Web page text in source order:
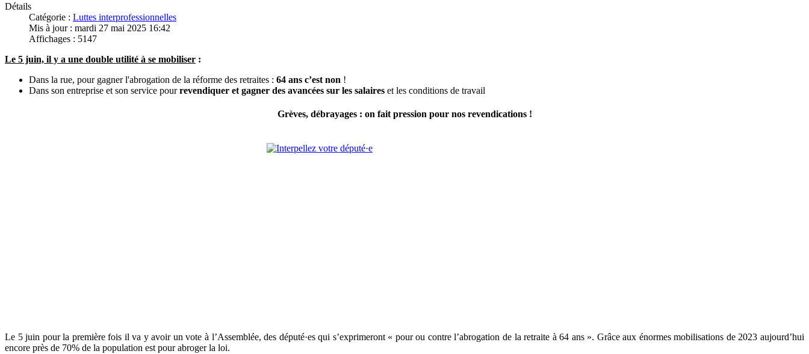
Détails
Catégorie : Luttes interprofessionnelles
Mis à jour : mardi 27 mai 2025 16:42
Affichages : 5147
Le 5 juin, il y a une double utilité à se mobiliser :
Dans la rue, pour gagner l'abrogation de la réforme des retraites : 64 ans c’est non !
Dans son entreprise et son service pourrevendiquer et gagner des avancées sur les salaires et les conditions de travail
Grèves, débrayages : on fait pression pour nos revendications !
Le 5 juin pour la première fois il va y avoir un vote à l’Assemblée, des député·es qui s’exprimeront « pour ou contre l’abrogation de la retraite à 64 ans ». Grâce aux énormes mobilisations de 2023 aujourd’hui
encore près de 70% de la population est pour abroger la loi.